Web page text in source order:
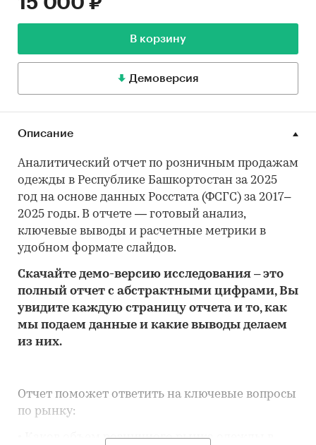
В корзину
Демоверсия
Описание
Аналитический отчет по розничным продажам
одежды в Республике Башкортостан за 2025
год на основе данных Росстата (ФСГС) за 2017–
2025 годы. В отчете — готовый анализ,
ключевые выводы и расчетные метрики в
удобном формате слайдов.
Скачайте демо-версию исследования – это
полный отчет с абстрактными цифрами, Вы
увидите каждую страницу отчета и то,как
мы подаем данные и какие выводы делаем
из них.
Отчет поможет ответить на ключевые вопросы
по рынку:
• Каков объем розничного рынка одежды в